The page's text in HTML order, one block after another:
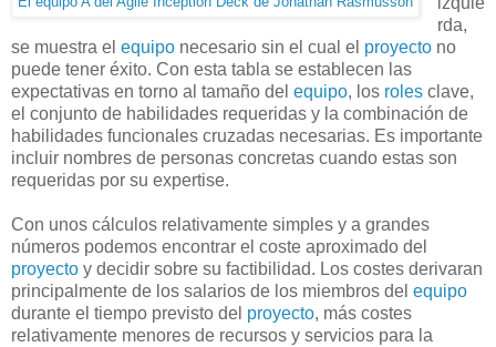
rda,
se muestra el equipo necesario sin el cual el proyecto no
puede tener éxito. Con esta tabla se establecen las
expectativas en torno al tamaño del equipo, los roles clave,
el conjunto de habilidades requeridas y la combinación de
habilidades funcionales cruzadas necesarias. Es importante
incluir nombres de personas concretas cuando estas son
requeridas por su expertise.
Con unos cálculos relativamente simples y a grandes
números podemos encontrar el coste aproximado del
proyecto y decidir sobre su factibilidad. Los costes derivaran
principalmente de los salarios de los miembros del equipo
durante el tiempo previsto del proyecto, más costes
relativamente menores de recursos y servicios para la